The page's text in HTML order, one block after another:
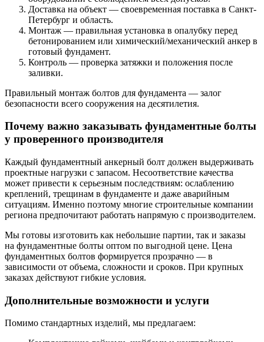
Доставка на объект — своевременная поставка в Санкт-
Петербург и область.
Монтаж — правильная установка в опалубку перед
бетонированием или химический/механический анкер в
готовый фундамент.
Контроль — проверка затяжки и положения после
заливки.
Правильный монтаж болтов для фундамента — залог
безопасности всего сооружения на десятилетия.
Почему важно заказывать фундаментные болты
у проверенного производителя
Каждый фундаментный анкерный болт должен выдерживать
проектные нагрузки с запасом. Несоответствие качества
может привести к серьезным последствиям: ослаблению
креплений, трещинам в фундаменте и даже аварийным
ситуациям. Именно поэтому многие строительные компании
региона предпочитают работать напрямую с производителем.
Мы готовы изготовить как небольшие партии, так и заказы
на фундаментные болты оптом по выгодной цене. Цена
фундаментных болтов формируется прозрачно — в
зависимости от объема, сложности и сроков. При крупных
заказах действуют гибкие условия.
Дополнительные возможности и услуги
Помимо стандартных изделий, мы предлагаем: